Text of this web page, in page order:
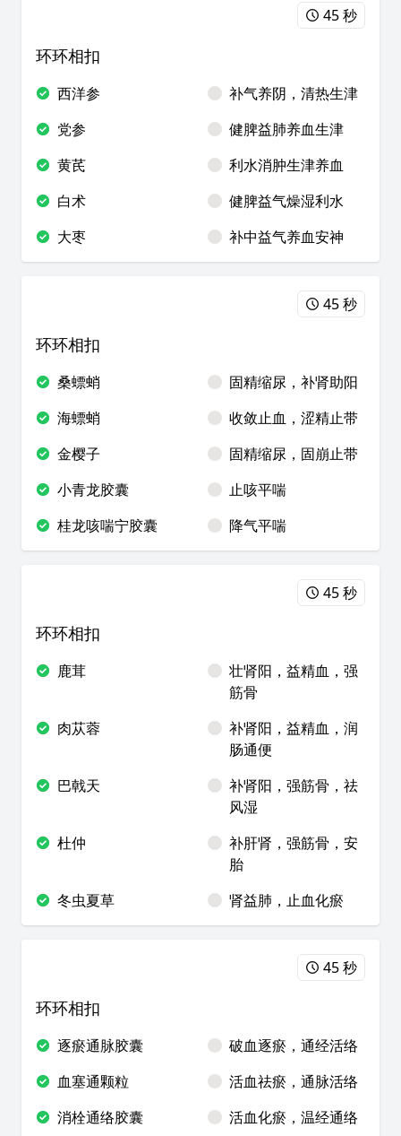
45 秒
环环相扣
西洋参
补气养阴，清热生津
党参
健脾益肺养血生津
黄芪
利水消肿生津养血
白术
健脾益气燥湿利水
大枣
补中益气养血安神
45 秒
环环相扣
桑螵蛸
固精缩尿，补肾助阳
海螵蛸
收敛止血，涩精止带
金樱子
固精缩尿，固崩止带
小青龙胶囊
止咳平喘
桂龙咳喘宁胶囊
降气平喘
45 秒
环环相扣
鹿茸
壮肾阳，益精血，强
筋骨
肉苁蓉
补肾阳，益精血，润
肠通便
巴戟天
补肾阳，强筋骨，祛
风湿
杜仲
补肝肾，强筋骨，安
胎
冬虫夏草
肾益肺，止血化瘀
45 秒
环环相扣
逐瘀通脉胶囊
破血逐瘀，通经活络
血塞通颗粒
活血祛瘀，通脉活络
消栓通络胶囊
活血化瘀，温经通络